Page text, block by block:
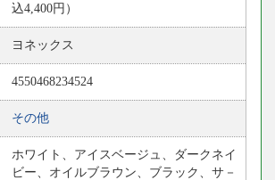
込4,400円）
ヨネックス
4550468234524
その他
ホワイト、アイスベージュ、ダークネイ
ビー、オイルブラウン、ブラック、サ－